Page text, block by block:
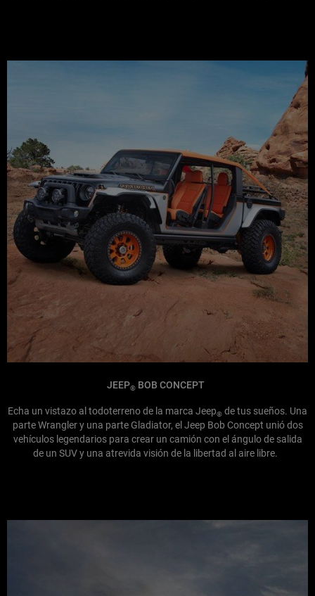
JEEP®BOB CONCEPT
Echa un vistazo al todoterreno de la marca Jeep® de tus sueños. Una
parte Wrangler y una parte Gladiator, el Jeep Bob Concept unió dos
vehículos legendarios para crear un camión con el ángulo de salida
de un SUV y una atrevida visión de la libertad al aire libre.